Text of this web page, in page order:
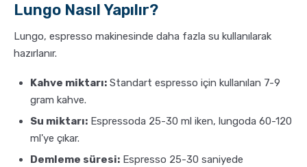
Lungo Nasıl Yapılır?
Lungo, espresso makinesinde daha fazla su kullanılarak
hazırlanır.
Kahve miktarı: Standart espresso için kullanılan 7-9
gram kahve.
Su miktarı: Espressoda 25-30 ml iken, lungoda 60-120
ml'ye çıkar.
Demleme süresi: Espresso 25-30 saniyede